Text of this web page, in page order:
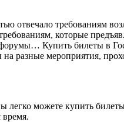
отвечало требованиям
которые
Купить билеты в
разные мероприятия,
можете купить
время.